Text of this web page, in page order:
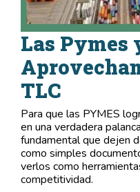
Las Pymes
TLC
Para que las PYMES
en una verdadera
fundamental que dejen
como simples
verlos como
competitividad.